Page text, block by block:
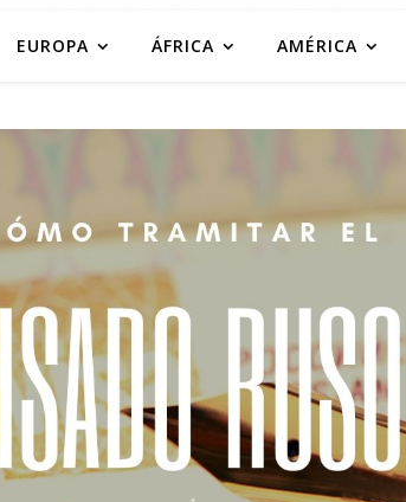
EUROPA ÁFRICA AMÉRICA